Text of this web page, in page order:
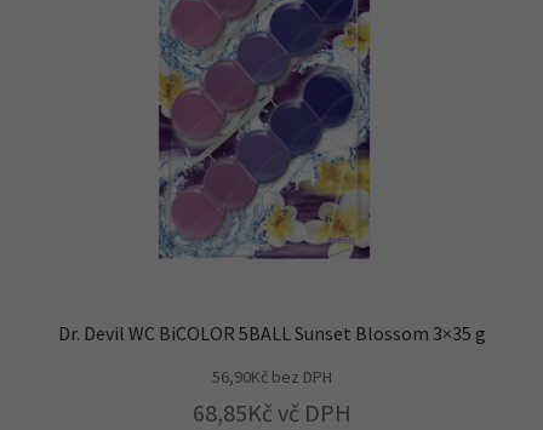
Dr. Devil WC BiCOLOR 5BALL Sunset Blossom 3×35 g
56,90Kčbez DPH
68,85Kč vč DPH